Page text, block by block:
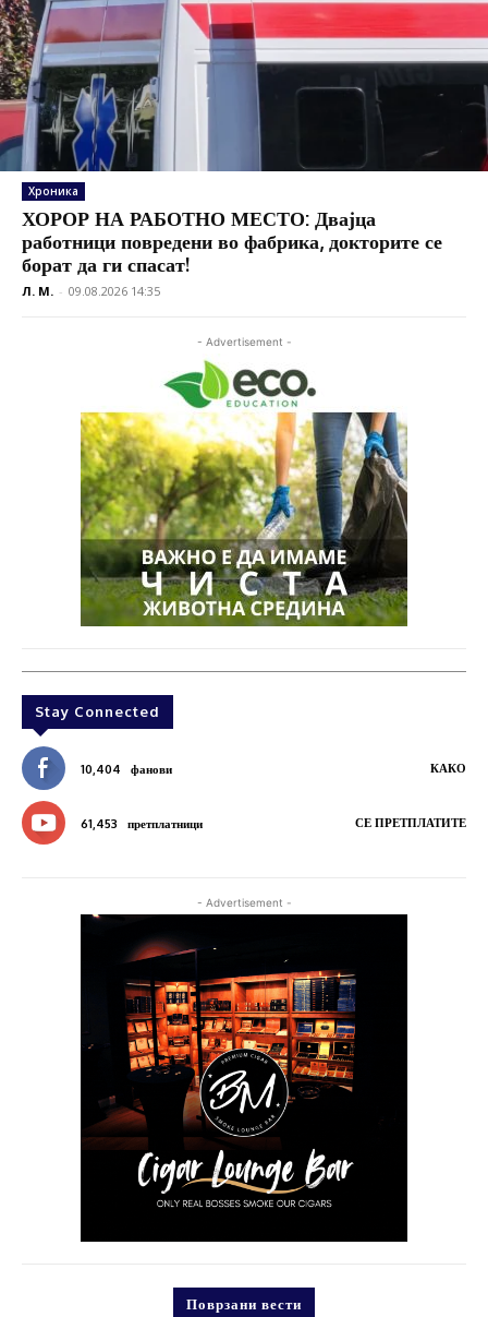
Хроника
ХОРОР НА РАБОТНО МЕСТО: Двајца
работници повредени во фабрика, докторите се
борат да ги спасат!
Л. М. - 09.08.2026 14:35
- Advertisement -
Stay Connected
10,404 фанови КАКО
61,453 претплатници СЕ ПРЕТПЛАТИТЕ
- Advertisement -
Поврзани вести